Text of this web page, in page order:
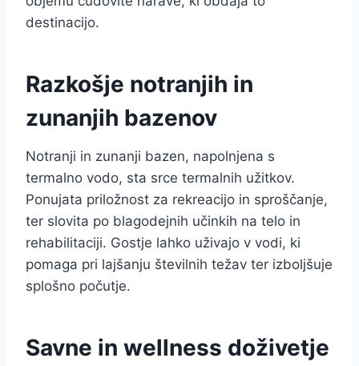
destinacijo.
Razkošje notranjih in
zunanjih bazenov
Notranji in zunanji bazen, napolnjena s
termalno vodo, sta srce termalnih užitkov.
Ponujata priložnost za rekreacijo in sproščanje,
ter slovita po blagodejnih učinkih na telo in
rehabilitaciji. Gostje lahko uživajo v vodi, ki
pomaga pri lajšanju številnih težav ter izboljšuje
splošno počutje.
Savne in wellness doživetje